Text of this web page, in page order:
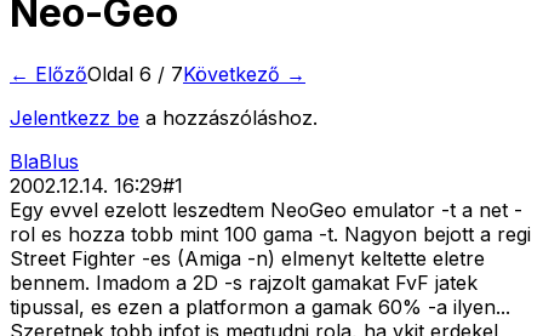
Neo-Geo
← ElőzőOldal 6 / 7Következő →
Jelentkezz be a hozzászóláshoz.
BlaBlus
2002.12.14. 16:29#1
Egy evvel ezelott leszedtem NeoGeo emulator -t a net -
rol es hozza tobb mint 100 gama -t. Nagyon bejott a regi
Street Fighter -es (Amiga -n) elmenyt keltette eletre
bennem. Imadom a 2D -s rajzolt gamakat FvF jatek
tipussal, es ezen a platformon a gamak 60% -a ilyen...